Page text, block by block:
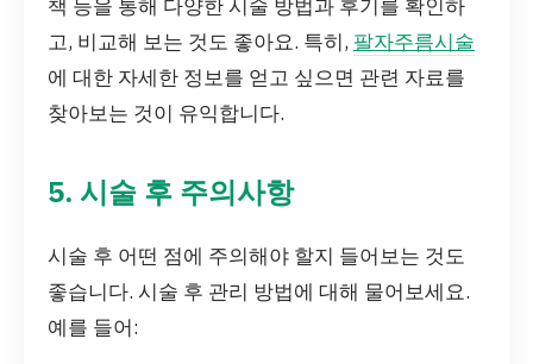
책 등을 통해 다양한 시술 방법과 후기를 확인하
고, 비교해 보는 것도 좋아요. 특히, 팔자주름시술
에 대한 자세한 정보를 얻고 싶으면 관련 자료를
찾아보는 것이 유익합니다.
5. 시술 후 주의사항
시술 후 어떤 점에 주의해야 할지 들어보는 것도
좋습니다. 시술 후 관리 방법에 대해 물어보세요.
예를 들어: